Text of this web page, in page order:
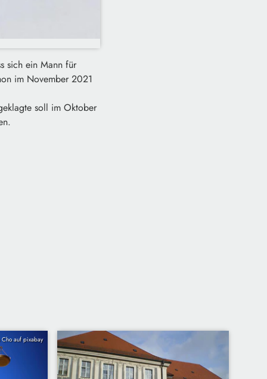
sich ein Mann für
im November 2021
soll im Oktober
Cho auf pixabay